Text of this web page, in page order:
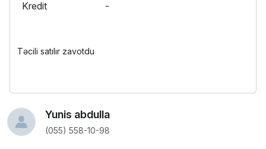
Kredit
-
Təcili satılır zavotdu
Yunis abdulla
(055) 558-10-98